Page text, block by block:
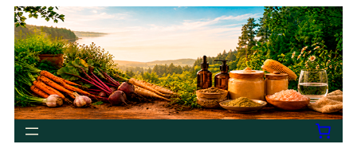
Siirry
sisältöön